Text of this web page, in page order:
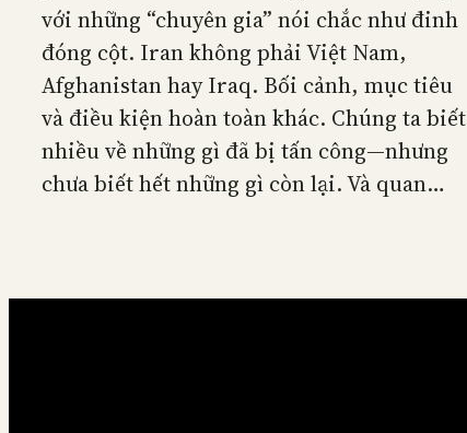
với những “chuyên gia” nói chắc như đinh
đóng cột. Iran không phải Việt Nam,
Afghanistan hay Iraq. Bối cảnh, mục tiêu
và điều kiện hoàn toàn khác. Chúng ta biết
nhiều về những gì đã bị tấn công—nhưng
chưa biết hết những gì còn lại. Và quan…